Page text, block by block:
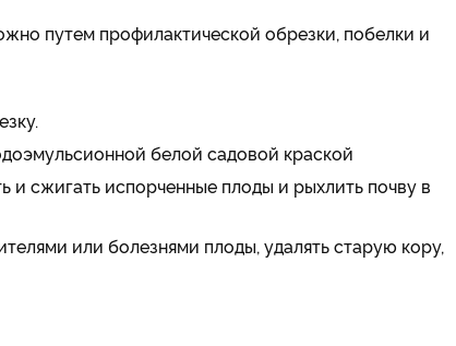
путем профилактической обрезки, побелки и
белой садовой краской
и сжигать испорченные плоды и рыхлить почву в
или болезнями плоды, удалять старую кору,